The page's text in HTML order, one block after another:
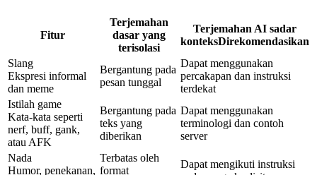
Fitur
Terjemahan
dasar yang
terisolasi
Terjemahan AI sadar
konteksDirekomendasikan
Slang
Ekspresi informal
dan meme
Bergantung pada
pesan tunggal
Dapat menggunakan
percakapan dan instruksi
terdekat
Istilah game
Kata-kata seperti
nerf, buff, gank,
atau AFK
Bergantung pada
teks yang
diberikan
Dapat menggunakan
terminologi dan contoh
server
Nada
Humor, penekanan,
Terbatas oleh
format
Dapat mengikuti instruksi